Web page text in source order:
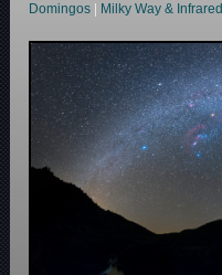
Domingos
Milky Way & Infrared